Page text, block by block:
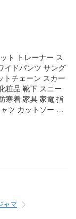
ト トレーナー ス
イドパンツ サング
トチェーン スカー
粧品 靴下 スニー
寒着 家具 家電 指
ツ カットソー G
サンダル パンプ
レア ベルボトム
ッグサイズ マキ
ワイドサイズ 小
着 DIY スカジャ
巻時計 スマート
着 ミディアム ボ
プラ セットアッ
ャマ